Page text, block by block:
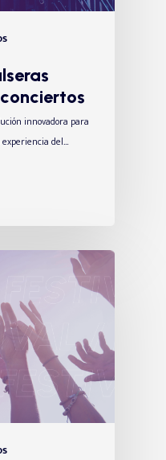
innovadora para
del…